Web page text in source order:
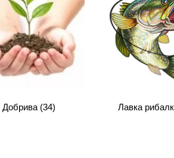
Добрива (34) Лавка